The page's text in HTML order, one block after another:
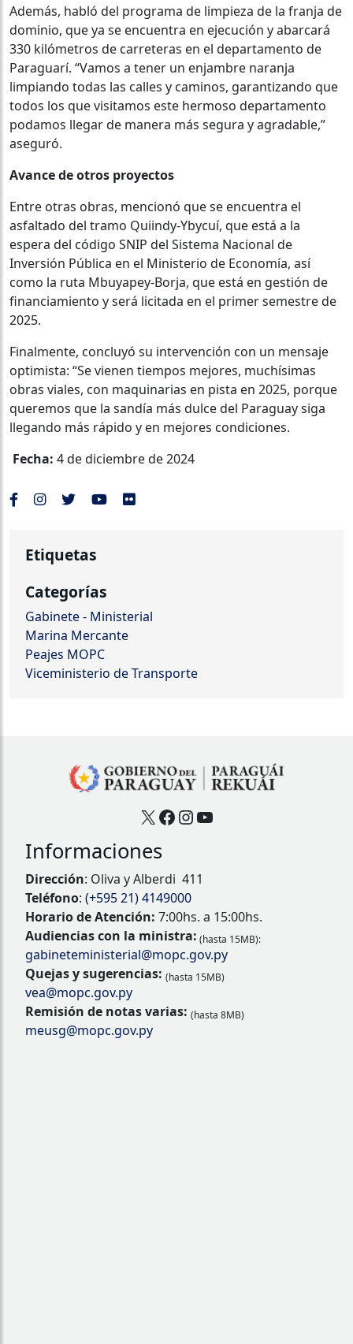
Además, habló del programa de limpieza de la franja de
dominio, que ya se encuentra en ejecución y abarcará
330 kilómetros de carreteras en el departamento de
Paraguarí. “Vamos a tener un enjambre naranja
limpiando todas las calles y caminos, garantizando que
todos los que visitamos este hermoso departamento
podamos llegar de manera más segura y agradable,”
aseguró.
Avance de otros proyectos
Entre otras obras, mencionó que se encuentra el
asfaltado del tramo Quiindy-Ybycuí, que está a la
espera del código SNIP del Sistema Nacional de
Inversión Pública en el Ministerio de Economía, así
como la ruta Mbuyapey-Borja, que está en gestión de
financiamiento y será licitada en el primer semestre de
2025.
Finalmente, concluyó su intervención con un mensaje
optimista: “Se vienen tiempos mejores, muchísimas
obras viales, con maquinarias en pista en 2025, porque
queremos que la sandía más dulce del Paraguay siga
llegando más rápido y en mejores condiciones.
Fecha: 4 de diciembre de 2024
Etiquetas
Categorías
Gabinete - Ministerial
Marina Mercante
Peajes MOPC
Viceministerio de Transporte
X Facebook
Instagram
YouTube
Informaciones
Dirección: Oliva y Alberdi 411
Teléfono: (+595 21) 4149000
Horario de Atención: 7:00hs. a 15:00hs.
Audiencias con la ministra: (hasta 15MB):
gabineteministerial@mopc.gov.py
Quejas y sugerencias: (hasta 15MB)
vea@mopc.gov.py
Remisión de notas varias: (hasta 8MB)
meusg@mopc.gov.py